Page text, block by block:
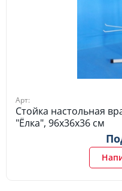
Арт:
Стойка настольная
"Ёлка", 96х36х36 см